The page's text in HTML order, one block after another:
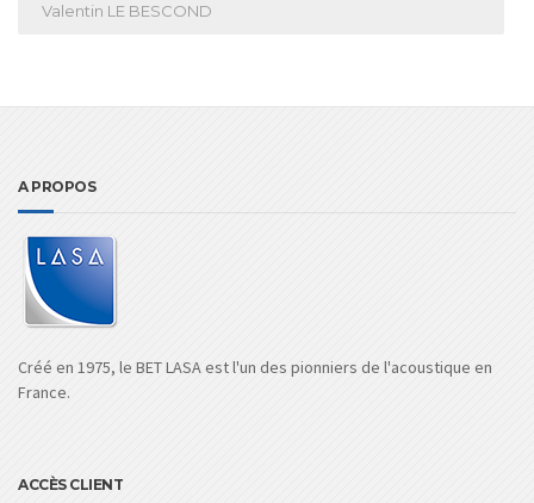
Valentin LE BESCOND
A PROPOS
Créé en 1975, le BET LASA est l'un des pionniers de l'acoustique en
France.
ACCÈS CLIENT